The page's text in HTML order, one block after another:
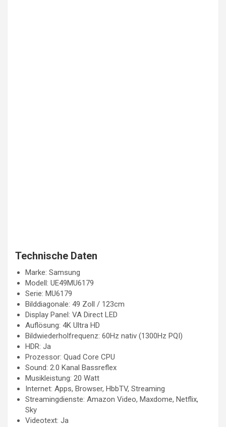
Technische Daten
Marke: Samsung
Modell: UE49MU6179
Serie: MU6179
Bilddiagonale: 49 Zoll / 123cm
Display Panel: VA Direct LED
Auflösung: 4K Ultra HD
Bildwiederholfrequenz: 60Hz nativ (1300Hz PQI)
HDR: Ja
Prozessor: Quad Core CPU
Sound: 2.0 Kanal Bassreflex
Musikleistung: 20 Watt
Internet: Apps, Browser, HbbTV, Streaming
Streamingdienste: Amazon Video, Maxdome, Netflix,
Sky
Videotext: Ja